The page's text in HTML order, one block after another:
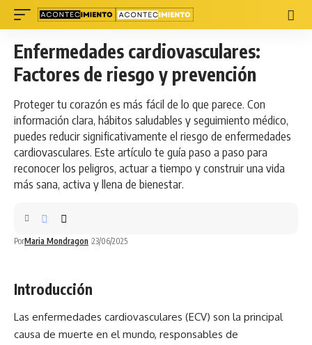
Enfermedades cardiovasculares:
Factores de riesgo y prevención
Proteger tu corazón es más fácil de lo que parece. Con
información clara, hábitos saludables y seguimiento médico,
puedes reducir significativamente el riesgo de enfermedades
cardiovasculares. Este artículo te guía paso a paso para
reconocer los peligros, actuar a tiempo y construir una vida
más sana, activa y llena de bienestar.
PorMaria Mondragon 23/06/2025
Introducción
Las enfermedades cardiovasculares (ECV) son la principal
causa de muerte en el mundo, responsables de